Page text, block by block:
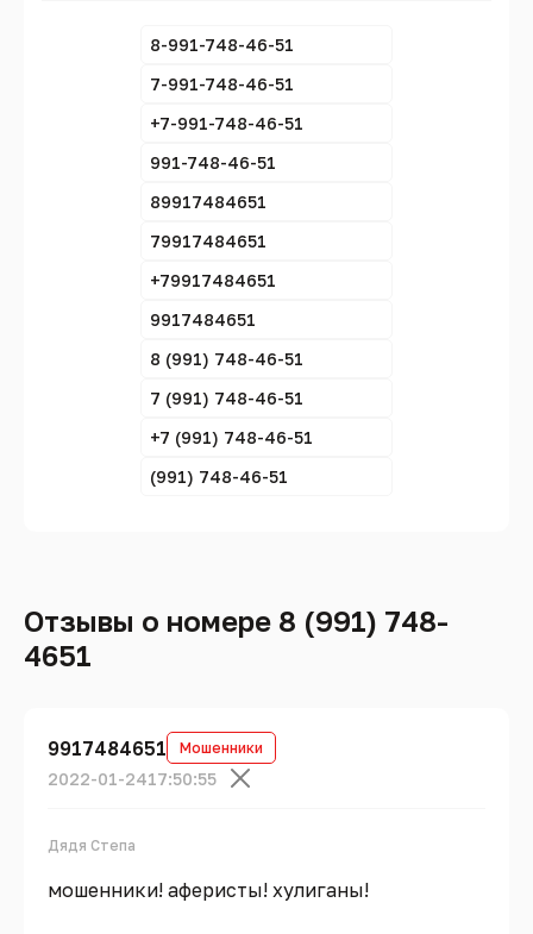
8-991-748-46-51
7-991-748-46-51
+7-991-748-46-51
991-748-46-51
89917484651
79917484651
+79917484651
9917484651
8 (991) 748-46-51
7 (991) 748-46-51
+7 (991) 748-46-51
(991) 748-46-51
Отзывы о номере 8 (991) 748-
4651
9917484651 Мошенники
2022-01-2417:50:55
Дядя Степа
мошенники! аферисты! хулиганы!